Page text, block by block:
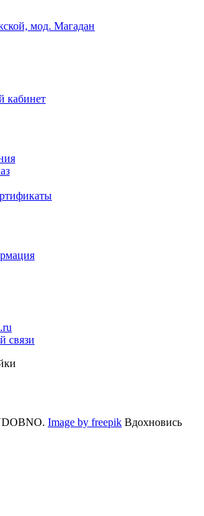
мод. Магадан
кабинет
связи
Image by freepik Вдохновись